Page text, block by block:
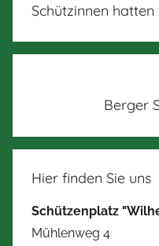
Schützinnen
Berger
Hier finden Sie uns
Schützenplatz
Mühlenweg 4